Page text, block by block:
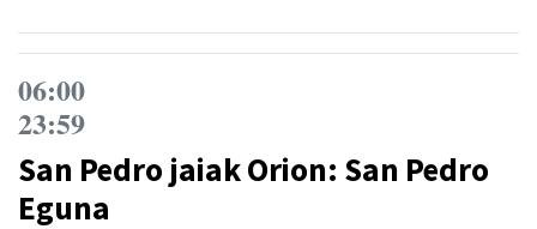
06:00
23:59
San Pedro jaiak Orion: San Pedro
Eguna